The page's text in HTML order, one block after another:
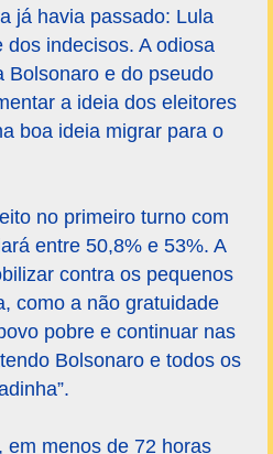
já havia passado: Lula
indecisos. A odiosa
Bolsonaro e do pseudo
a ideia dos eleitores
boa ideia migrar para o
no primeiro turno com
entre 50,8% e 53%. A
contra os pequenos
como a não gratuidade
pobre e continuar nas
Bolsonaro e todos os
em menos de 72 horas